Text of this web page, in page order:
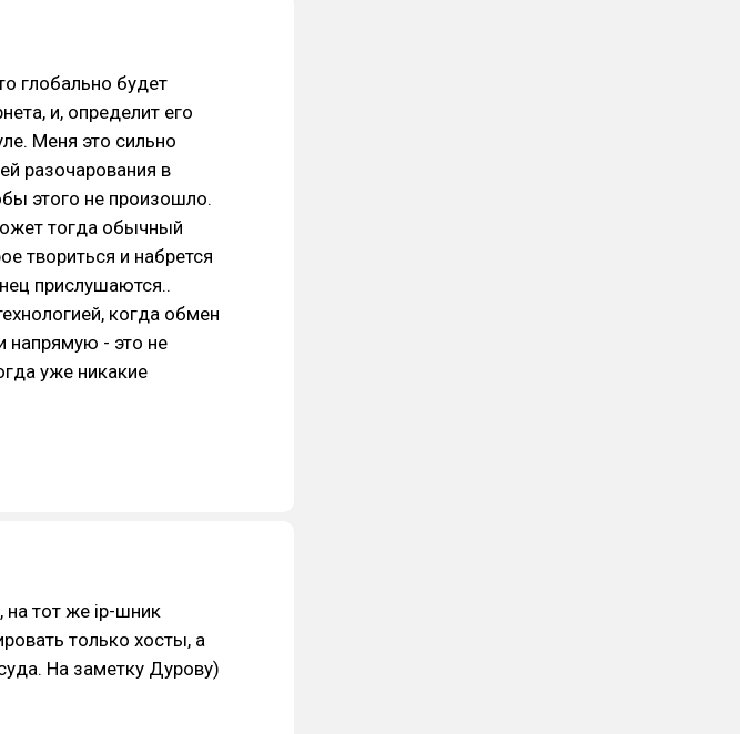
глобально будет
и, определит его
Меня это сильно
разочарования в
этого не произошло.
тогда обычный
твориться и набрется
прислушаются..
когда обмен
напрямую - это не
уже никакие
на тот же ip-шник
только хосты, а
На заметку Дурову)